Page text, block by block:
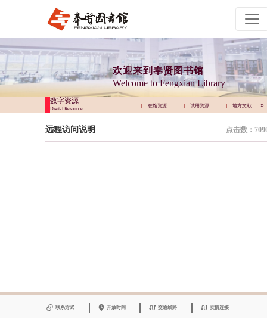
欢迎来到奉贤图书馆
Welcome to Fengxian Library
数字资源
Digital Resource
地方文献 在馆资源 试用资源 地方文献
远程访问说明 点击数：
联系方式 开放时间 交通线路 友情连接